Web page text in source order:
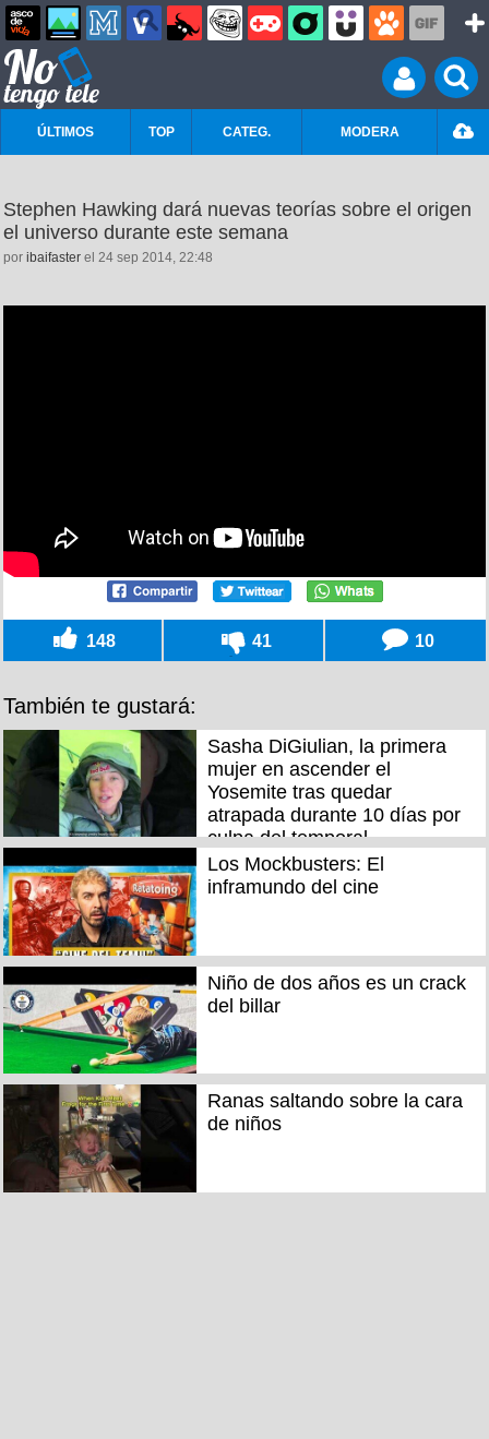
ÚLTIMOS TOP CATEG. MODERA
Stephen Hawking dará nuevas teorías sobre el origen
el universo durante este semana
por ibaifaster el 24 sep 2014, 22:48
148 41 10
También te gustará:
Sasha DiGiulian, la primera
mujer en ascender el
Yosemite tras quedar
atrapada durante 10 días por
culpa del temporal
Los Mockbusters: El
inframundo del cine
Niño de dos años es un crack
del billar
Ranas saltando sobre la cara
de niños